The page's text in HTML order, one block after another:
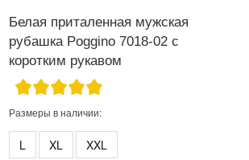
Белая приталенная мужская
рубашка Poggino 7018-02 с
коротким рукавом
Размеры в наличии:
L XL XXL